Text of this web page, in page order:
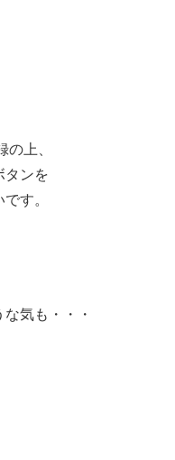
の上、
タンを
す。
気も・・・